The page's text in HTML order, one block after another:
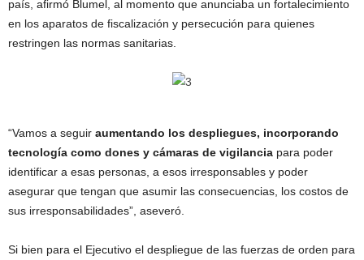
país, afirmó Blumel, al momento que anunciaba un fortalecimiento
en los aparatos de fiscalización y persecución para quienes
restringen las normas sanitarias.
“Vamos a seguir aumentando los despliegues, incorporando
tecnología como dones y cámaras de vigilancia para poder
identificar a esas personas, a esos irresponsables y poder
asegurar que tengan que asumir las consecuencias, los costos de
sus irresponsabilidades”, aseveró.
Si bien para el Ejecutivo el despliegue de las fuerzas de orden para